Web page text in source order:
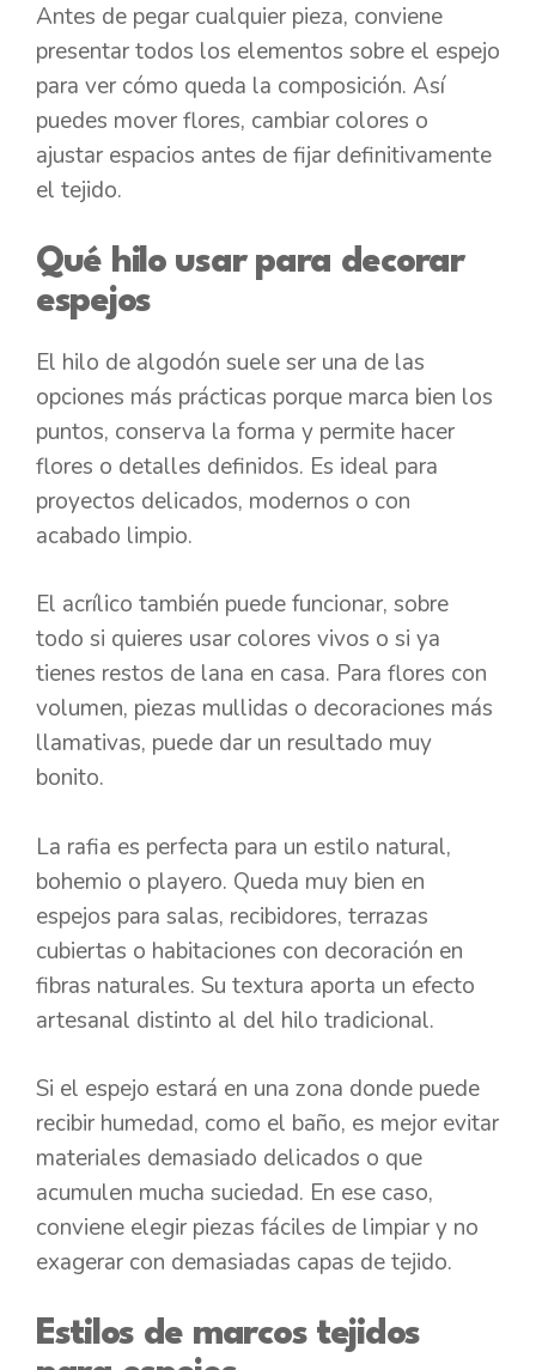
Antes de pegar cualquier pieza, conviene
presentar todos los elementos sobre el espejo
para ver cómo queda la composición. Así
puedes mover flores, cambiar colores o
ajustar espacios antes de fijar definitivamente
el tejido.
Qué hilo usar para decorar
espejos
El hilo de algodón suele ser una de las
opciones más prácticas porque marca bien los
puntos, conserva la forma y permite hacer
flores o detalles definidos. Es ideal para
proyectos delicados, modernos o con
acabado limpio.
El acrílico también puede funcionar, sobre
todo si quieres usar colores vivos o si ya
tienes restos de lana en casa. Para flores con
volumen, piezas mullidas o decoraciones más
llamativas, puede dar un resultado muy
bonito.
La rafia es perfecta para un estilo natural,
bohemio o playero. Queda muy bien en
espejos para salas, recibidores, terrazas
cubiertas o habitaciones con decoración en
fibras naturales. Su textura aporta un efecto
artesanal distinto al del hilo tradicional.
Si el espejo estará en una zona donde puede
recibir humedad, como el baño, es mejor evitar
materiales demasiado delicados o que
acumulen mucha suciedad. En ese caso,
conviene elegir piezas fáciles de limpiar y no
exagerar con demasiadas capas de tejido.
Estilos de marcos tejidos